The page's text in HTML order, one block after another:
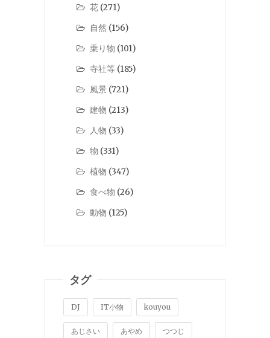
花 (271)
自然 (156)
乗り物 (101)
寺社等 (185)
風景 (721)
建物 (213)
人物 (33)
物 (331)
植物 (347)
食べ物 (26)
動物 (125)
タグ
DJ IT小物 kouyou
あじさい あやめ つつじ